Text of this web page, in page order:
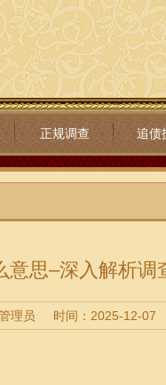
正规调查 追债
意思–深入解析调
理员 时间：2025-12-07